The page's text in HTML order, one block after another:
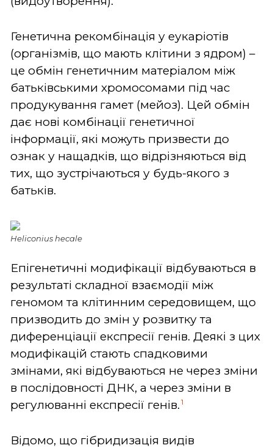
Генетична рекомбінація у еукаріотів
(організмів, що мають клітини з ядром) –
це обмін генетичним матеріалом між
батьківськими хромосомами під час
продукування гамет (мейоз). Цей обмін
дає нові комбінації генетичної
інформації, які можуть призвести до
ознак у нащадків, що відрізняються від
тих, що зустрічаються у будь-якого з
батьків.
Heliconius hecale
Епігенетичні модифікації відбуваються в
результаті складної взаємодії між
геномом та клітинним середовищем, що
призводить до змін у розвитку та
диференціації експресії генів. Деякі з цих
модифікацій стають спадковими
змінами, які відбуваються не через зміни
в послідовності ДНК, а через зміни в
регулюванні експресії генів. 1
Відомо, що гібридизація видів